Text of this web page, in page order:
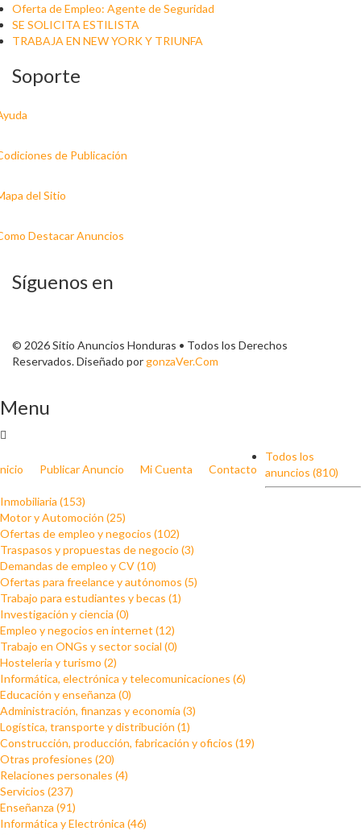
Oferta de Empleo: Agente de Seguridad
SE SOLICITA ESTILISTA
TRABAJA EN NEW YORK Y TRIUNFA
Soporte
de Publicación
del Sitio
Destacar Anuncios
Síguenos en
© 2026 Sitio Anuncios Honduras • Todos los Derechos
Reservados. Diseñado porgonzaVer.Com
Menu
Publicar Anuncio Mi Cuenta Contacto
Todos los
anuncios (810)
Inmobiliaria (153)
Motor y Automoción (25)
Ofertas de empleo y negocios (102)
Traspasos y propuestas de negocio (3)
Demandas de empleo y CV (10)
Ofertas para freelance y autónomos (5)
Trabajo para estudiantes y becas (1)
Investigación y ciencia (0)
Empleo y negocios en internet (12)
Trabajo en ONGs y sector social (0)
Hosteleria y turismo (2)
Informática, electrónica y telecomunicaciones (6)
Educación y enseñanza (0)
Administración, finanzas y economía (3)
Logística, transporte y distribución (1)
Construcción, producción, fabricación y oficios (19)
Otras profesiones (20)
Relaciones personales (4)
Servicios (237)
Enseñanza (91)
Informática y Electrónica (46)